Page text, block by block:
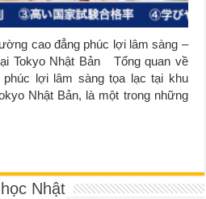
cao đẳng phúc lợi lâm sàng –
Tokyo Nhật Bản Tổng quan về
lợi lâm sàng tọa lạc tại khu
Nhật Bản, là một trong những
Nhật